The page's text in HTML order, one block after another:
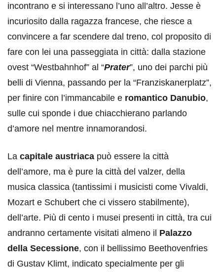
incontrano e si interessano l’uno all’altro. Jesse è
incuriosito dalla ragazza francese, che riesce a
convincere a far scendere dal treno, col proposito di
fare con lei una passeggiata in città: dalla stazione
ovest “Westbahnhof” al “Prater”, uno dei parchi più
belli di Vienna, passando per la “Franziskanerplatz”,
per finire con l’immancabile e romantico Danubio,
sulle cui sponde i due chiacchierano parlando
d’amore nel mentre innamorandosi.
La capitale austriaca può essere la città
dell’amore, ma è pure la città del valzer, della
musica classica (tantissimi i musicisti come Vivaldi,
Mozart e Schubert che ci vissero stabilmente),
dell’arte. Più di cento i musei presenti in città, tra cui
andranno certamente visitati almeno il Palazzo
della Secessione, con il bellissimo Beethovenfries
di Gustav Klimt, indicato specialmente per gli